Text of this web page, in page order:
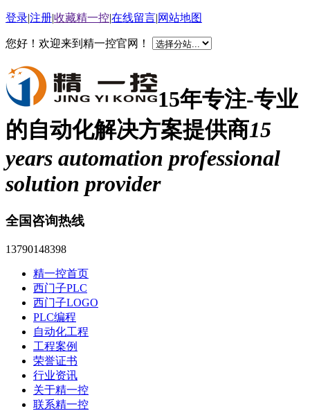
登录|注册|收藏精一控|在线留言|网站地图
您好！欢迎来到精一控官网！
15年专注-专业
的自动化解决方案提供商15
years automation professional
solution provider
全国咨询热线
13790148398
精一控首页
西门子PLC
西门子LOGO
PLC编程
自动化工程
工程案例
荣誉证书
行业资讯
关于精一控
联系精一控